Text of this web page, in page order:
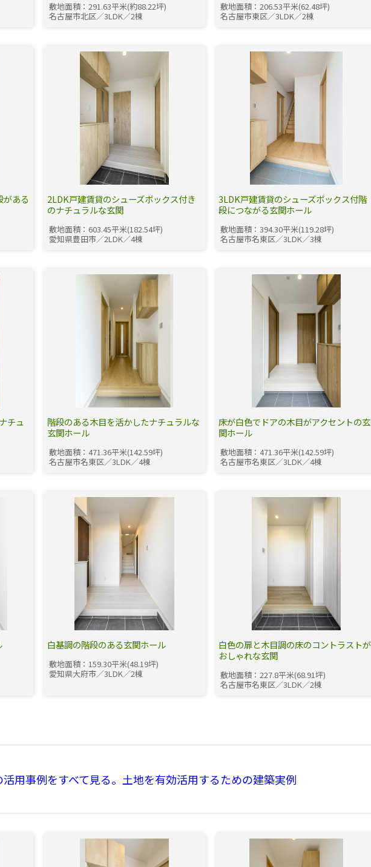
敷地面積：291.63平米(約88.22坪)
名古屋市北区／3LDK／2棟
敷地面積：206.53平米(62.48坪)
名古屋市東区／3LDK／2棟
ある
2LDK戸建賃貸のシューズボックス付き
のナチュラルな玄関
敷地面積：603.45平米(182.54坪)
愛知県豊田市／2LDK／4棟
3LDK戸建賃貸のシューズボックス付階
段につながる玄関ホール
敷地面積：394.30平米(119.28坪)
名古屋市名東区／3LDK／3棟
チュ
階段のある木目を活かしたナチュラルな
玄関ホール
敷地面積：471.36平米(142.59坪)
名古屋市名東区／3LDK／4棟
床が白色でドアの木目がアクセントの玄
関ホール
敷地面積：471.36平米(142.59坪)
名古屋市名東区／3LDK／4棟
白基調の階段のある玄関ホール
敷地面積：159.30平米(48.19坪)
愛知県大府市／3LDK／2棟
白色の扉と木目調の床のコントラストが
おしゃれな玄関
敷地面積：227.8平米(68.91坪)
名古屋市名東区／3LDK／2棟
活用事例をすべて見る。土地を有効活用するための建築実例